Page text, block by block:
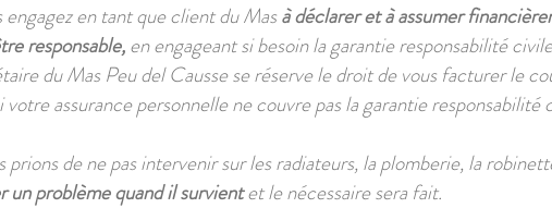
engagez en tant que client du Masà déclarer et à assumer
responsable,en engageant si besoin la garantie responsabilité
du Mas Peu del Causse se réserve le droit de vous facturer le
votre assurance personnelle ne couvre pas la garantie responsabilité
prions de ne pas intervenir sur les radiateurs, la plomberie, la
un problème quand il survientet le nécessaire sera fait.